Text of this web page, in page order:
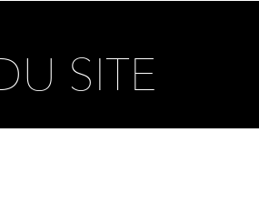
SITE